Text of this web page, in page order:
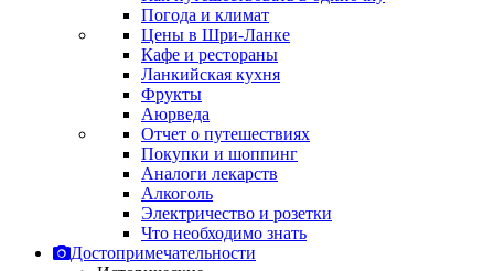
Погода и климат
Цены в Шри-Ланке
Кафе и рестораны
Ланкийская кухня
Фрукты
Аюрведа
Отчет о путешествиях
Покупки и шоппинг
Аналоги лекарств
Алкоголь
Электричество и розетки
Что необходимо знать
Достопримечательности